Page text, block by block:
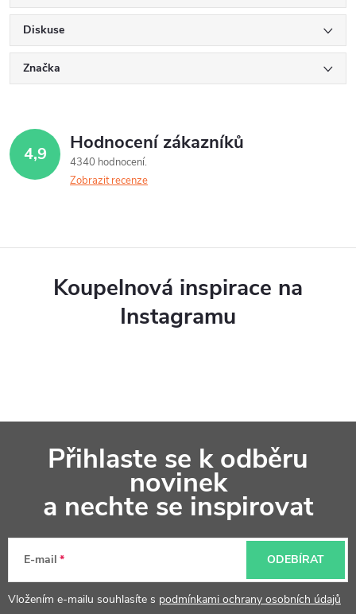
Diskuse
Značka
4,9 Hodnocení zákazníků
4340 hodnocení
Zobrazit recenze
Koupelnová inspirace na
Instagramu
a
Přihlaste se k odběru
novinek
a nechte se inspirovat
E-mail
Vložením e-mailu souhlasíte s podmínkami ochrany osobních údajů
ODEBÍRAT